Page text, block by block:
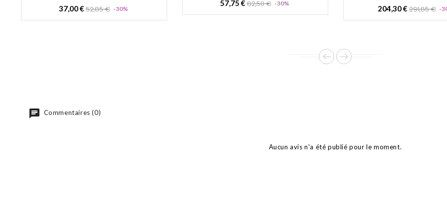
37,00 €Prix
52,85 € -30%
57,75 €Prix
82,50 € -30%
204,30 €Prix
291,85 € -
Commentaires (0)
Aucun avis n'a été publié pour le moment.